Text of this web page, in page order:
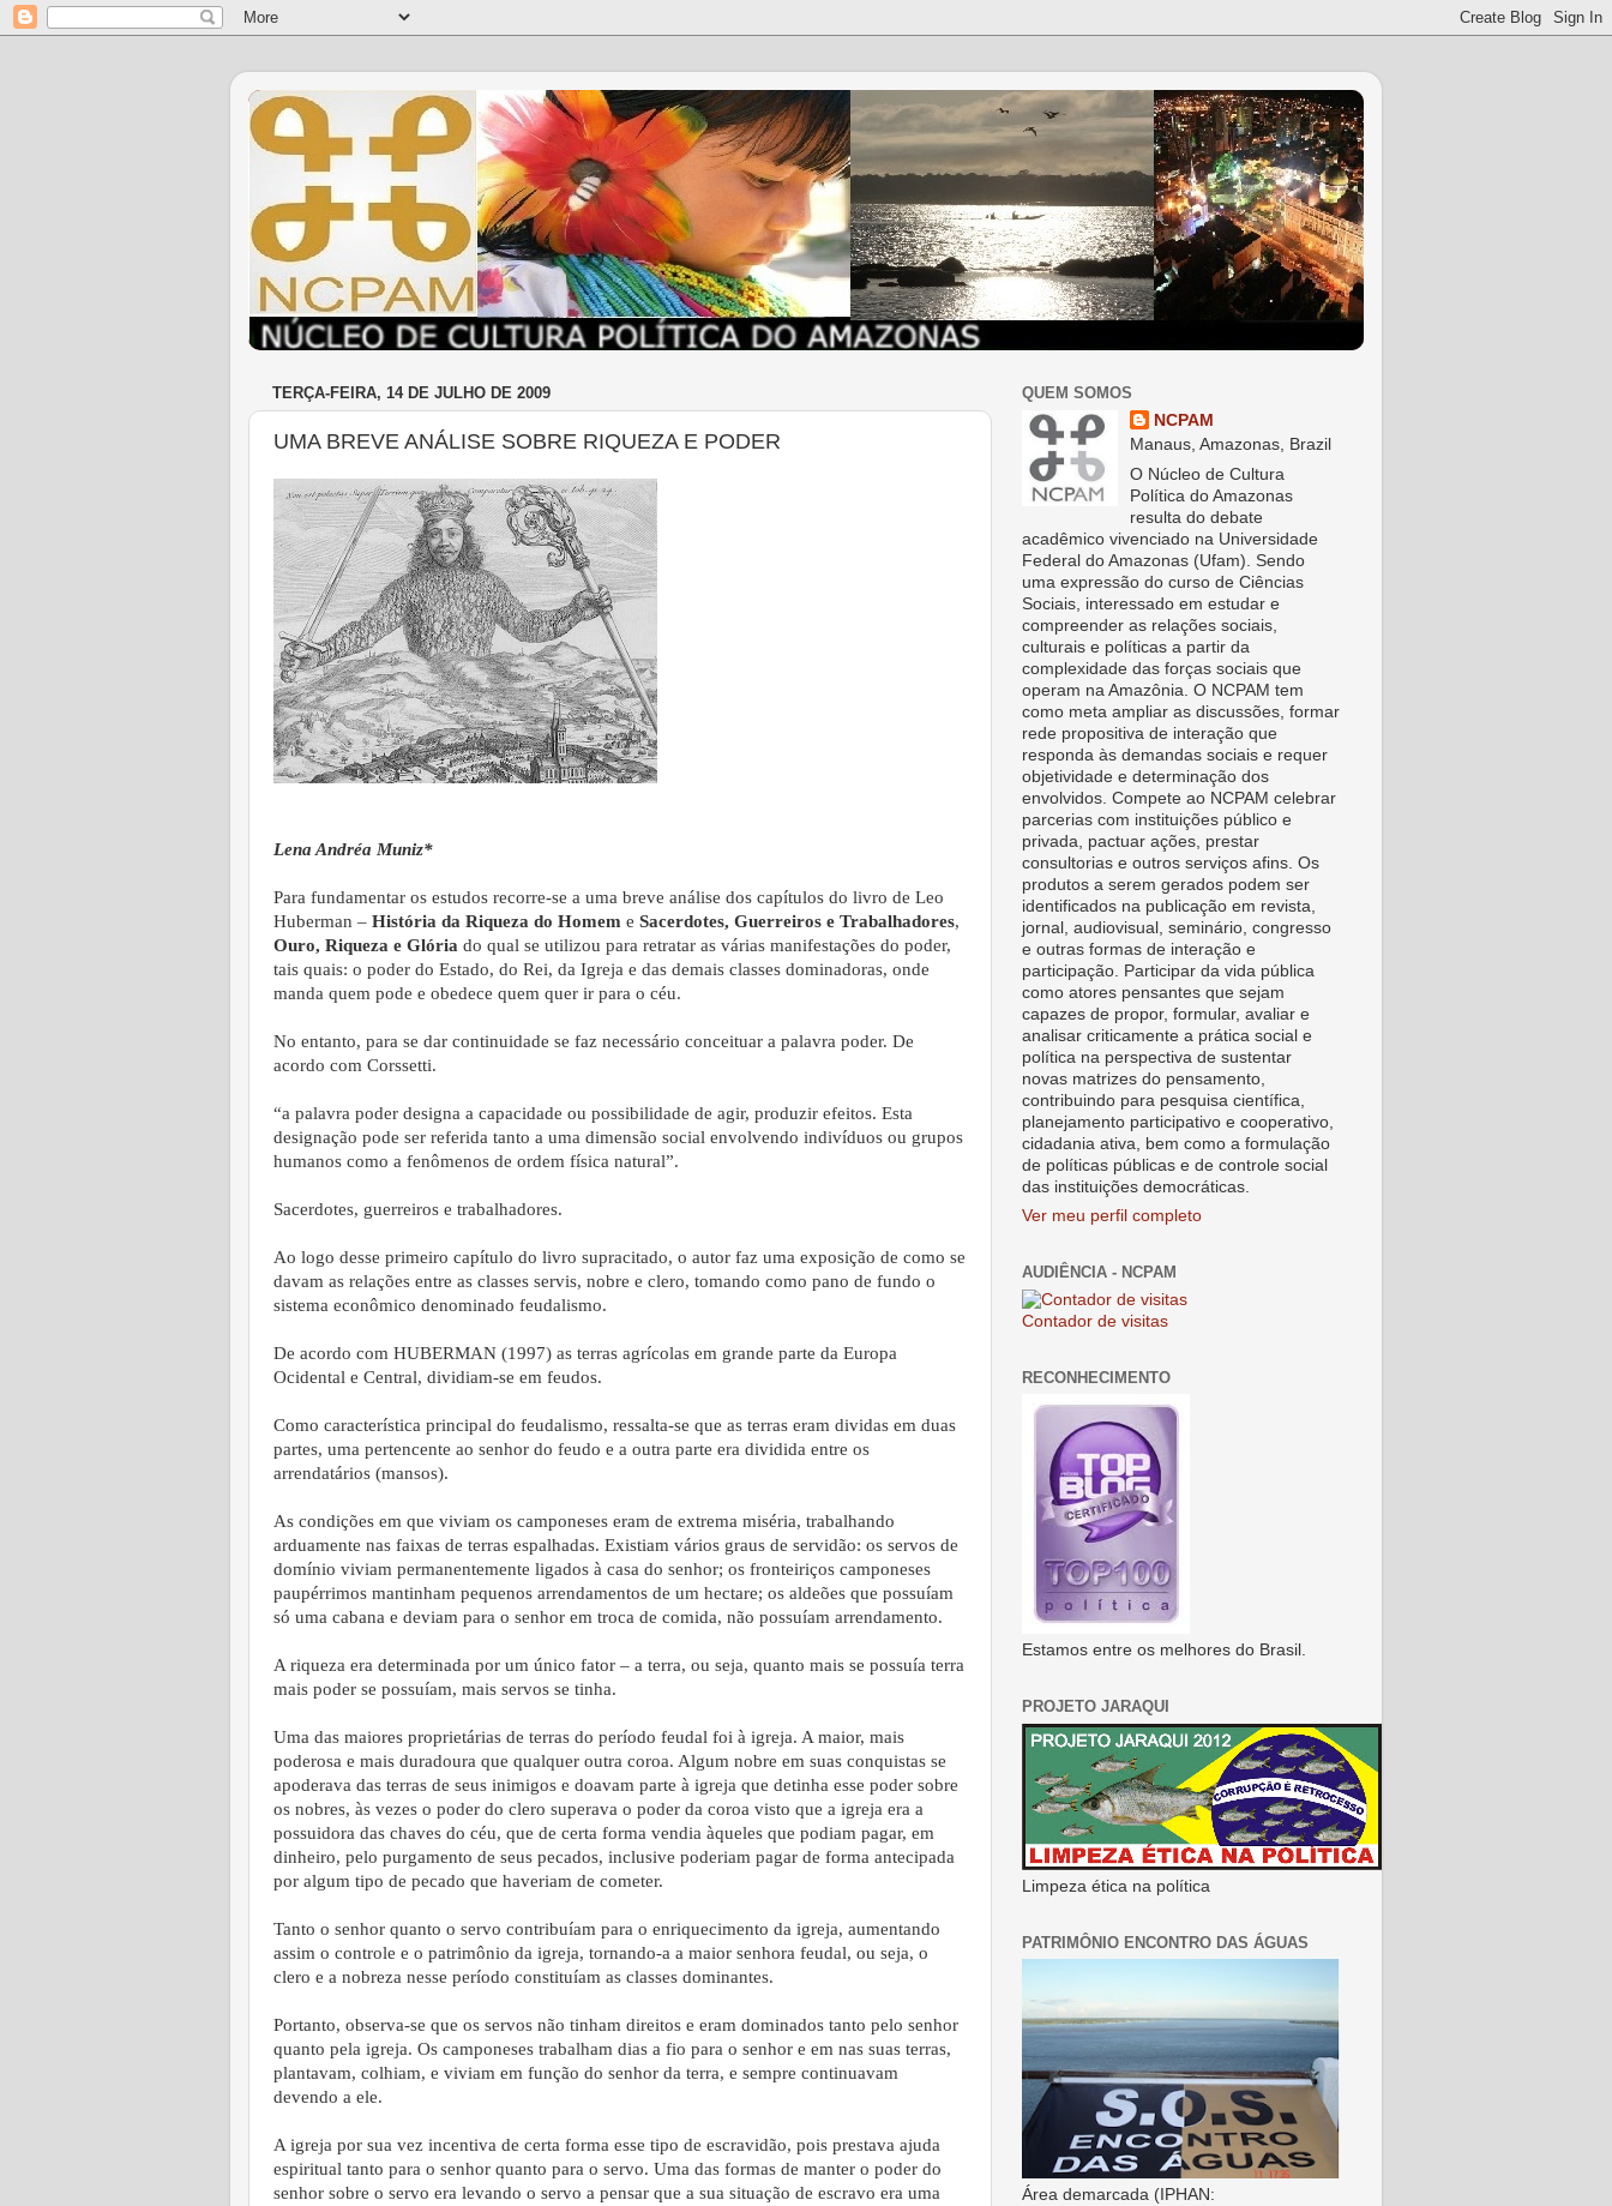
TERÇA-FEIRA, 14 DE JULHO DE 2009
UMA BREVE ANÁLISE SOBRE RIQUEZA E PODER
Lena Andréa Muniz*
Para fundamentar os estudos recorre-se a uma breve análise dos capítulos do livro de Leo
Huberman – História da Riqueza do Homem e Sacerdotes, Guerreiros e Trabalhadores,
Ouro, Riqueza e Glória do qual se utilizou para retratar as várias manifestações do poder,
tais quais: o poder do Estado, do Rei, da Igreja e das demais classes dominadoras, onde
manda quem pode e obedece quem quer ir para o céu.
No entanto, para se dar continuidade se faz necessário conceituar a palavra poder. De
acordo com Corssetti.
“a palavra poder designa a capacidade ou possibilidade de agir, produzir efeitos. Esta
designação pode ser referida tanto a uma dimensão social envolvendo indivíduos ou grupos
humanos como a fenômenos de ordem física natural”.
Sacerdotes, guerreiros e trabalhadores.
Ao logo desse primeiro capítulo do livro supracitado, o autor faz uma exposição de como se
davam as relações entre as classes servis, nobre e clero, tomando como pano de fundo o
sistema econômico denominado feudalismo.
De acordo com HUBERMAN (1997) as terras agrícolas em grande parte da Europa
Ocidental e Central, dividiam-se em feudos.
Como característica principal do feudalismo, ressalta-se que as terras eram dividas em duas
partes, uma pertencente ao senhor do feudo e a outra parte era dividida entre os
arrendatários (mansos).
As condições em que viviam os camponeses eram de extrema miséria, trabalhando
arduamente nas faixas de terras espalhadas. Existiam vários graus de servidão: os servos de
domínio viviam permanentemente ligados à casa do senhor; os fronteiriços camponeses
paupérrimos mantinham pequenos arrendamentos de um hectare; os aldeões que possuíam
só uma cabana e deviam para o senhor em troca de comida, não possuíam arrendamento.
A riqueza era determinada por um único fator – a terra, ou seja, quanto mais se possuía terra
mais poder se possuíam, mais servos se tinha.
Uma das maiores proprietárias de terras do período feudal foi à igreja. A maior, mais
poderosa e mais duradoura que qualquer outra coroa. Algum nobre em suas conquistas se
apoderava das terras de seus inimigos e doavam parte à igreja que detinha esse poder sobre
os nobres, às vezes o poder do clero superava o poder da coroa visto que a igreja era a
possuidora das chaves do céu, que de certa forma vendia àqueles que podiam pagar, em
dinheiro, pelo purgamento de seus pecados, inclusive poderiam pagar de forma antecipada
por algum tipo de pecado que haveriam de cometer.
Tanto o senhor quanto o servo contribuíam para o enriquecimento da igreja, aumentando
assim o controle e o patrimônio da igreja, tornando-a a maior senhora feudal, ou seja, o
clero e a nobreza nesse período constituíam as classes dominantes.
Portanto, observa-se que os servos não tinham direitos e eram dominados tanto pelo senhor
quanto pela igreja. Os camponeses trabalham dias a fio para o senhor e em nas suas terras,
plantavam, colhiam, e viviam em função do senhor da terra, e sempre continuavam
devendo a ele.
A igreja por sua vez incentiva de certa forma esse tipo de escravidão, pois prestava ajuda
espiritual tanto para o senhor quanto para o servo. Uma das formas de manter o poder do
senhor sobre o servo era levando o servo a pensar que a sua situação de escravo era uma
QUEM SOMOS
NCPAM
Manaus, Amazonas, Brazil
O Núcleo de Cultura
Política do Amazonas
resulta do debate
acadêmico vivenciado na Universidade
Federal do Amazonas (Ufam). Sendo
uma expressão do curso de Ciências
Sociais, interessado em estudar e
compreender as relações sociais,
culturais e políticas a partir da
complexidade das forças sociais que
operam na Amazônia. O NCPAM tem
como meta ampliar as discussões, formar
rede propositiva de interação que
responda às demandas sociais e requer
objetividade e determinação dos
envolvidos. Compete ao NCPAM celebrar
parcerias com instituições público e
privada, pactuar ações, prestar
consultorias e outros serviços afins. Os
produtos a serem gerados podem ser
identificados na publicação em revista,
jornal, audiovisual, seminário, congresso
e outras formas de interação e
participação. Participar da vida pública
como atores pensantes que sejam
capazes de propor, formular, avaliar e
analisar criticamente a prática social e
política na perspectiva de sustentar
novas matrizes do pensamento,
contribuindo para pesquisa científica,
planejamento participativo e cooperativo,
cidadania ativa, bem como a formulação
de políticas públicas e de controle social
das instituições democráticas.
Ver meu perfil completo
AUDIÊNCIA - NCPAM
Contador de visitas
RECONHECIMENTO
Estamos entre os melhores do Brasil.
PROJETO JARAQUI
Limpeza ética na política
PATRIMÔNIO ENCONTRO DAS ÁGUAS
Área demarcada (IPHAN: